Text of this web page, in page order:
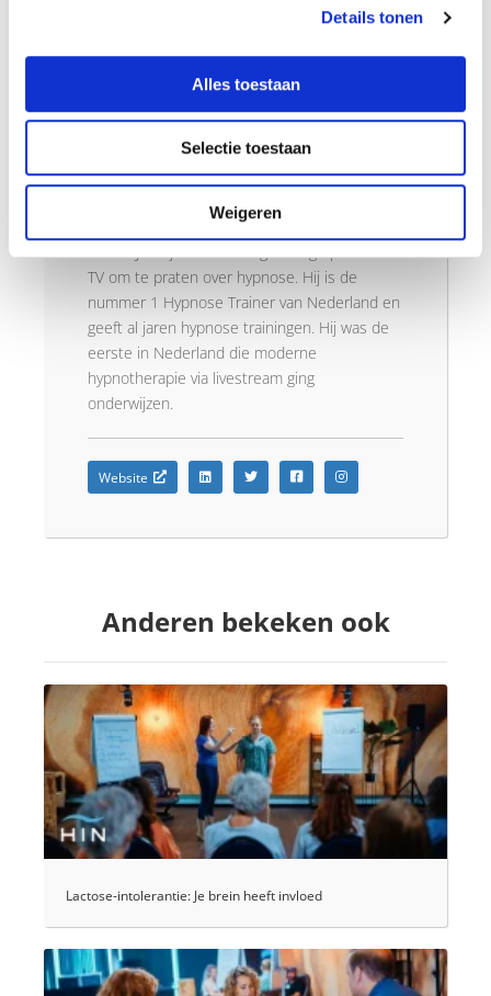
Details tonen
Alles toestaan
Selectie toestaan
Weigeren
Edwin Selij
Edwin Selij is eigenaar en oprichter van
Hypnose Instituut Nederland en geeft
trainingen in Hypnose. Hij is auteur van de
boeken 'Je hebt het niet je doet het' en
'Breek Je Vrij!' en komt regelmatig op radio en
TV om te praten over hypnose. Hij is de
nummer 1 Hypnose Trainer van Nederland en
geeft al jaren hypnose trainingen. Hij was de
eerste in Nederland die moderne
hypnotherapie via livestream ging
onderwijzen.
Website
Anderen bekeken ook
Lactose-intolerantie: Je brein heeft invloed